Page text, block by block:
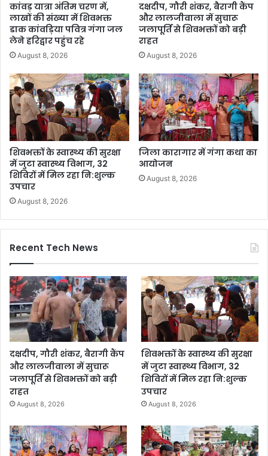
कांवड़ यात्रा अंतिम चरण में,
लाखों की संख्या में शिवभक्त
डाक कांवड़िया पवित्र गंगा जल
लेने हरिद्वार पहुंच रहे
August 8, 2026
दक्षदीप, गौरी शंकर, बैरागी कैंप
और लालजीवाला में सुचारू
जलापूर्ति से शिवभक्तों को बड़ी
राहत
August 8, 2026
शिवभक्तों के स्वास्थ्य की सुरक्षा
में जुटा स्वास्थ्य विभाग, 32
शिविरों में मिल रहा नि:शुल्क
उपचार
August 8, 2026
जिला कारागार में गंगा कथा का
आयोजन
August 8, 2026
Recent Tech News
दक्षदीप, गौरी शंकर, बैरागी कैंप
और लालजीवाला में सुचारू
जलापूर्ति से शिवभक्तों को बड़ी
राहत
August 8, 2026
शिवभक्तों के स्वास्थ्य की सुरक्षा
में जुटा स्वास्थ्य विभाग, 32
शिविरों में मिल रहा नि:शुल्क
उपचार
August 8, 2026